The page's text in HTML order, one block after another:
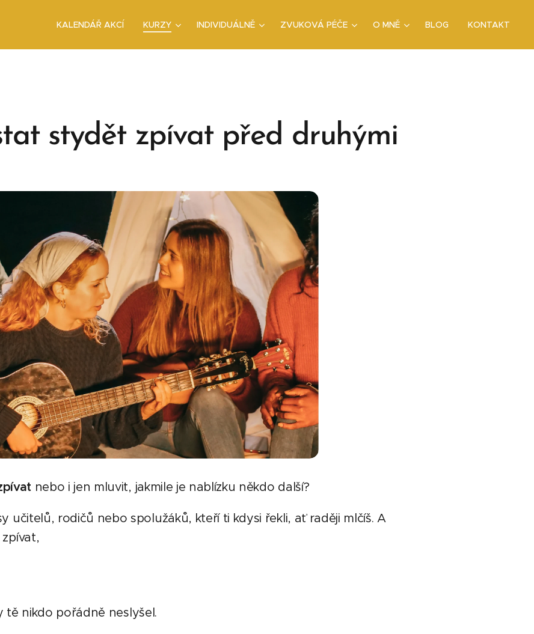
KALENDÁŘ AKCÍ KURZY INDIVIDUÁLNĚ ZVUKOVÁ PÉČE O MNĚ BLOG KONTAKT
stydět zpívat před druhými
nebo i jen mluvit, jakmile je nablízku někdo další?
učitelů, rodičů nebo spolužáků, kteří ti kdysi řekli, ať raději mlčíš. A
tě nikdo pořádně neslyšel.